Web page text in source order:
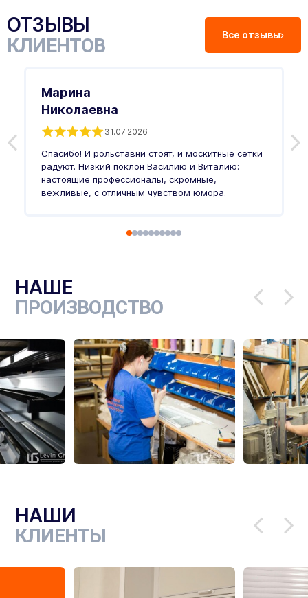
ОТЗЫВЫ
КЛИЕНТОВ Все отзывы
Марина
Николаевна
31.07.2026
Спасибо! И рольставни стоят, и москитные сетки
радуют. Низкий поклон Василию и Виталию:
настоящие профессионалы, скромные,
вежливые, с отличным чувством юмора.
НАШЕ
ПРОИЗВОДСТВО
НАШИ
КЛИЕНТЫ